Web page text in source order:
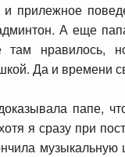
прилежное
А еще
там
Да и времени
папе,
я сразу при
музыкальную